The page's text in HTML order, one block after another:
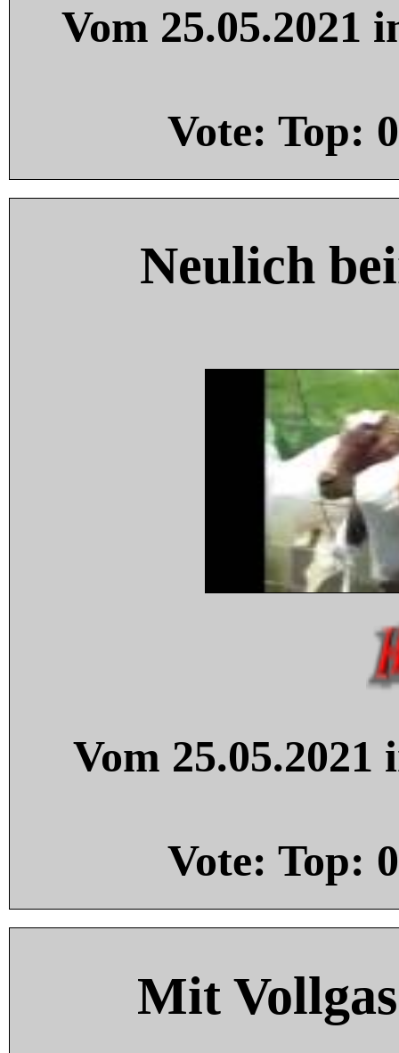
Vom 25.05.2021
Vote: Top: 0
Neulich
Vom
Vote: Top: 0
Mit